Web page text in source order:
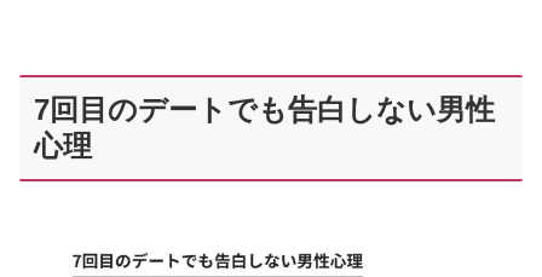
7回目のデートでも告白しない男性
心理